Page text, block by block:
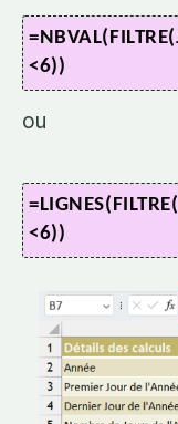
<6))
ou
<6))